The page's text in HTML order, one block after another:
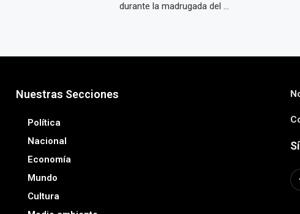
durante la madrugada del ...
Nuestras Secciones
Política
Nacional
Economía
Mundo
Cultura